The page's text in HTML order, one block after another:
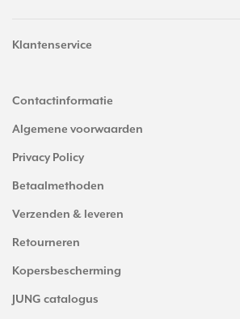
Klantenservice
Contactinformatie
Algemene voorwaarden
Privacy Policy
Betaalmethoden
Verzenden & leveren
Retourneren
Kopersbescherming
JUNG catalogus